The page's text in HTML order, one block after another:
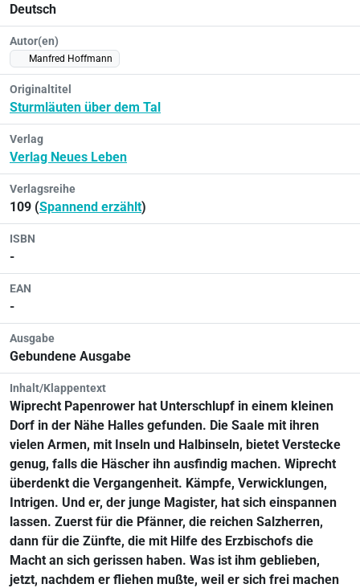
Deutsch
Autor(en)
Manfred Hoffmann
Originaltitel
Sturmläuten über dem Tal
Verlag
Verlag Neues Leben
Verlagsreihe
109 (Spannend erzählt)
ISBN
-
EAN
-
Ausgabe
Gebundene Ausgabe
Inhalt/Klappentext
Wiprecht Papenrower hat Unterschlupf in einem kleinen
Dorf in der Nähe Halles gefunden. Die Saale mit ihren
vielen Armen, mit Inseln und Halbinseln, bietet Verstecke
genug, falls die Häscher ihn ausfindig machen. Wiprecht
überdenkt die Vergangenheit. Kämpfe, Verwicklungen,
Intrigen. Und er, der junge Magister, hat sich einspannen
lassen. Zuerst für die Pfänner, die reichen Salzherren,
dann für die Zünfte, die mit Hilfe des Erzbischofs die
Macht an sich gerissen haben. Was ist ihm geblieben,
jetzt, nachdem er fliehen mußte, weil er sich frei machen